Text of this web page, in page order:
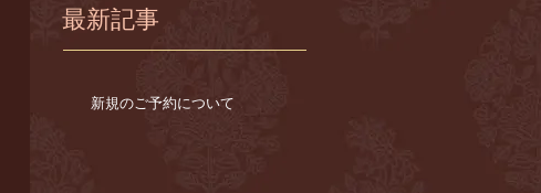
最新記事
新規のご予約について